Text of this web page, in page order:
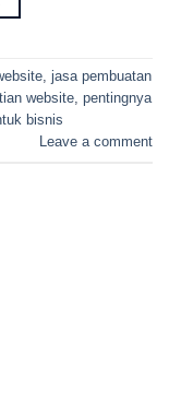
, jasa pembuatan
website, pentingnya
bisnis
Leave a comment